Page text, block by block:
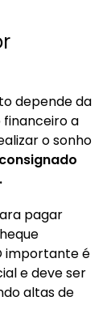
depende da
financeiro a
o sonho
pagar
importante é
e deve ser
altas de